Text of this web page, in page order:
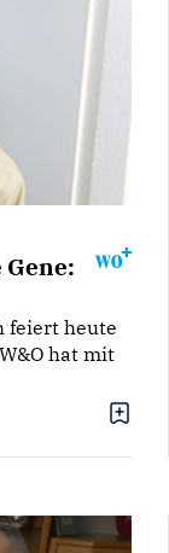
feiert heute
hat mit